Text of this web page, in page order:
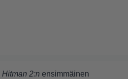
Hitman 2:n ensimmäinen